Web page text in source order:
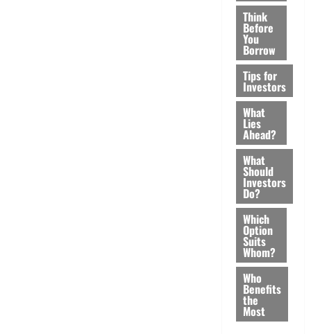
Think
Before
You
Borrow
Tips for
Investors
What
Lies
Ahead?
What
Should
Investors
Do?
Which
Option
Suits
Whom?
Who
Benefits
the
Most